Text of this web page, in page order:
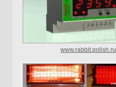
www.rabbit.polish.ru